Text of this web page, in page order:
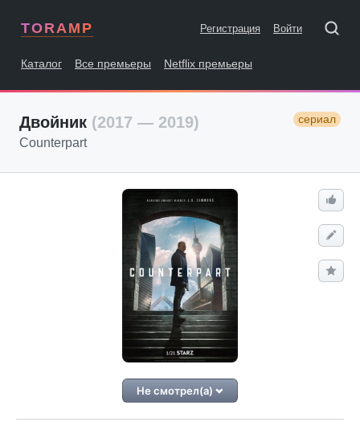
TORAMP Регистрация Войти
Каталог Все премьеры Netflix премьеры
Двойник (2017 — 2019) сериал
Counterpart
Не смотрел(а)